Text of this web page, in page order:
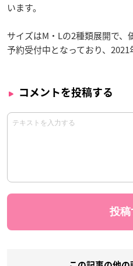
います。
サイズはM・Lの2種類展開で、
予約受付中となっており、2021
コメントを投稿する